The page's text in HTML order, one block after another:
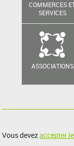
COMMERCES
SERVICES
ASSOCIATIONS
Vous devezaccepter